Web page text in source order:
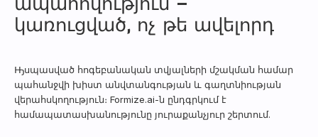
կառուցված, ոչ թե ավելորդ
Ԣսպասված հոգեբանական տվյալների մշակման համար
պահանջվի խիստ անվտանգության և գաղտնիության
վերահսկողություն։ Formize.ai-ն ընդգրկում է
համապատասխանությունը յուրաքանչյուր շերտում.